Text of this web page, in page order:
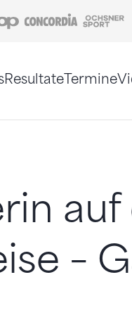
Coop
ResultateTermine
–